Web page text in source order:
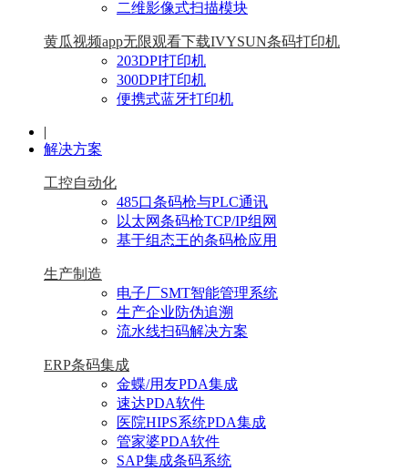
二维影像式扫描模块
黄瓜视频app无限观看下载IVYSUN条码打印机
203DPI打印机
300DPI打印机
便携式蓝牙打印机
|
解决方案
工控自动化
485口条码枪与PLC通讯
以太网条码枪TCP/IP组网
基于组态王的条码枪应用
生产制造
电子厂SMT智能管理系统
生产企业防伪追溯
流水线扫码解决方案
ERP条码集成
金蝶/用友PDA集成
速达PDA软件
医院HIPS系统PDA集成
管家婆PDA软件
SAP集成条码系统